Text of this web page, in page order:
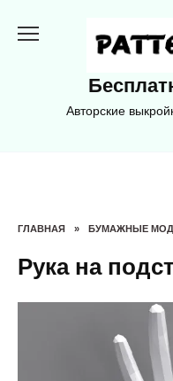
Авторские
ГЛАВНАЯ » БУМАЖНЫЕ
Рука на